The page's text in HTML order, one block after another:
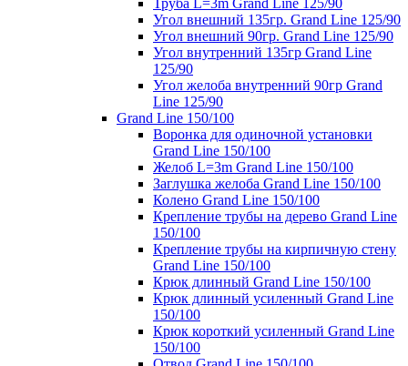
Труба L=3m Grand Line 125/90
Угол внешний 135гр. Grand Line 125/90
Угол внешний 90гр. Grand Line 125/90
Угол внутренний 135гр Grand Line
125/90
Угол желоба внутренний 90гр Grand
Line 125/90
Grand Line 150/100
Воронка для одиночной установки
Grand Line 150/100
Желоб L=3m Grand Line 150/100
Заглушка желоба Grand Line 150/100
Колено Grand Line 150/100
Крепление трубы на дерево Grand Line
150/100
Крепление трубы на кирпичную стену
Grand Line 150/100
Крюк длинный Grand Line 150/100
Крюк длинный усиленный Grand Line
150/100
Крюк короткий усиленный Grand Line
150/100